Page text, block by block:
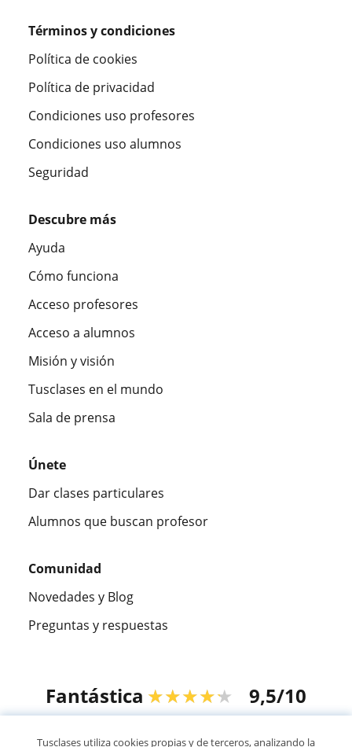
Términos y condiciones
Política de cookies
Política de privacidad
Condiciones uso profesores
Condiciones uso alumnos
Seguridad
Descubre más
Ayuda
Cómo funciona
Acceso profesores
Acceso a alumnos
Misión y visión
Tusclases en el mundo
Sala de prensa
Únete
Dar clases particulares
Alumnos que buscan profesor
Comunidad
Novedades y Blog
Preguntas y respuestas
Fantástica ★★★★★ 9,5/10
Tusclases utiliza cookies propias y de terceros, analizando la